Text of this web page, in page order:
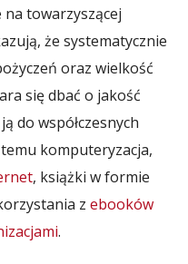
towarzyszącej
że systematycznie
oraz wielkość
się dbać o jakość
do współczesnych
komputeryzacja,
, książki w formie
z ebooków
.